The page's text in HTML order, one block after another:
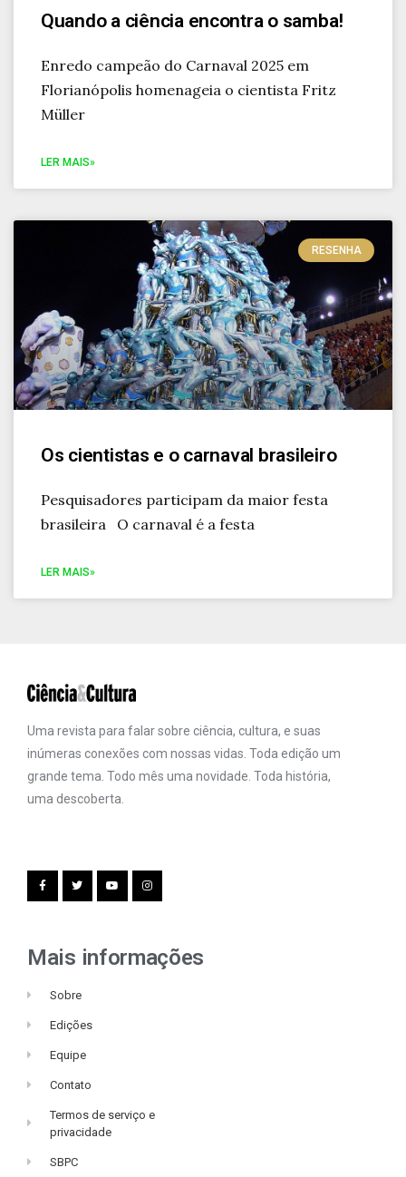
Quando a ciência encontra o samba!
Enredo campeão do Carnaval 2025 em
Florianópolis homenageia o cientista Fritz
Müller
LER MAIS»
RESENHA
Os cientistas e o carnaval brasileiro
Pesquisadores participam da maior festa
brasileira O carnaval é a festa
LER MAIS»
Uma revista para falar sobre ciência, cultura, e suas
inúmeras conexões com nossas vidas. Toda edição um
grande tema. Todo mês uma novidade. Toda história,
uma descoberta.
Mais informações
Sobre
Edições
Equipe
Contato
Termos de serviço e
privacidade
SBPC